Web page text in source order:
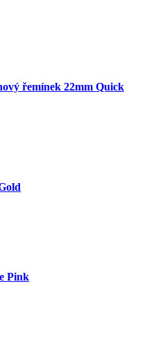
řemínek 22mm Quick
Pink